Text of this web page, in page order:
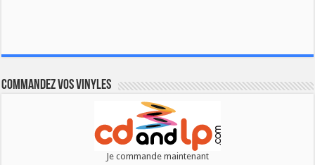
Commandez vos vinyles
Je commande maintenant